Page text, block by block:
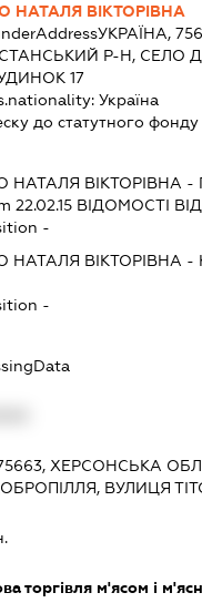
НАТАЛЯ ВІКТОРІВНА
УКРАЇНА,
Р-Н, СЕЛО
17
Україна
до статутного фонду
НАТАЛЯ ВІКТОРІВНА -
22.02.15ВІДОМОСТІ
-
НАТАЛЯ ВІКТОРІВНА -
-
ХЕРСОНСЬКА
ВУЛИЦЯ
торгівля м'ясом і